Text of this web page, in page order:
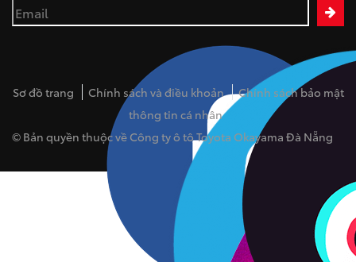
Sơ đồ trang Chính sách và điều khoản
Chính sách bảo mật
thông tin cá nhân
© Bản quyền thuộc về Công ty ô tô Toyota Okayama Đà Nẵng